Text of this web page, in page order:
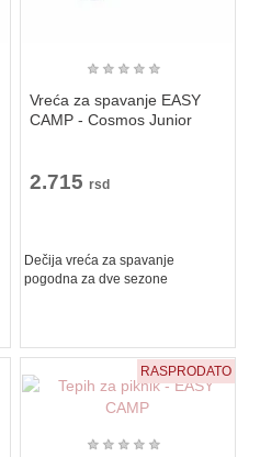
★ ★ ★ ★ ★
Vreća za spavanje EASY
CAMP - Cosmos Junior
2.715 rsd
Dečija vreća za spavanje
pogodna za dve sezone
RASPRODATO
★ ★ ★ ★ ★